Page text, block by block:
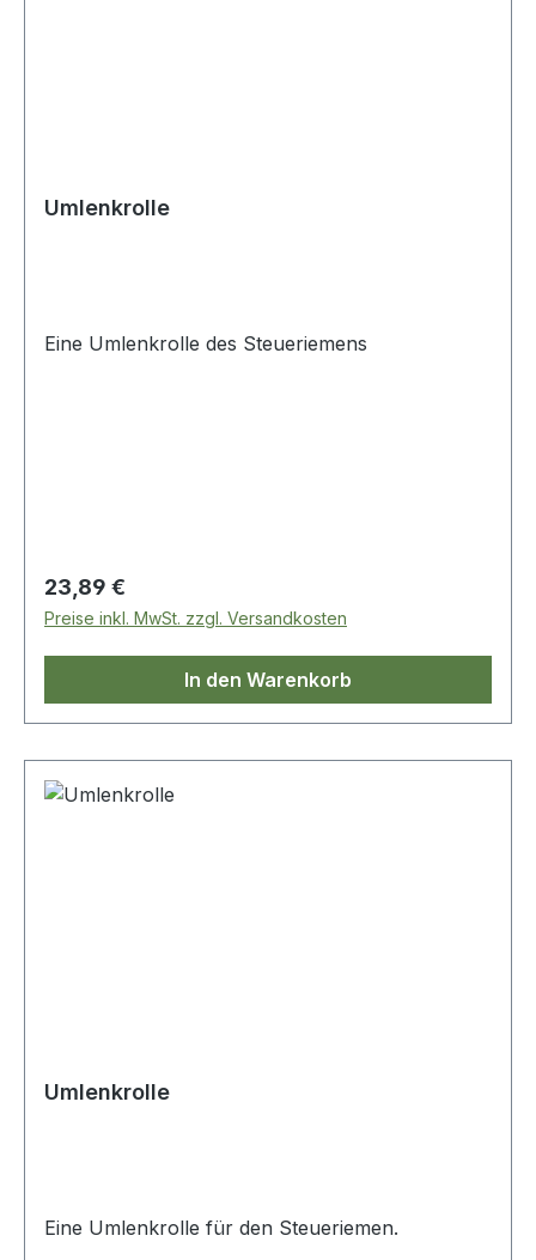
Umlenkrolle
Eine Umlenkrolle des Steueriemens
Regulärer Preis:
23,89 €
Preise inkl. MwSt. zzgl. Versandkosten
In den Warenkorb
Umlenkrolle
Eine Umlenkrolle für den Steueriemen.